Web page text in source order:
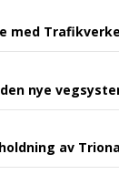
med
nye
av